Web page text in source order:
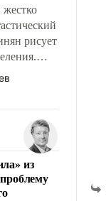
рисует
и где
не
из